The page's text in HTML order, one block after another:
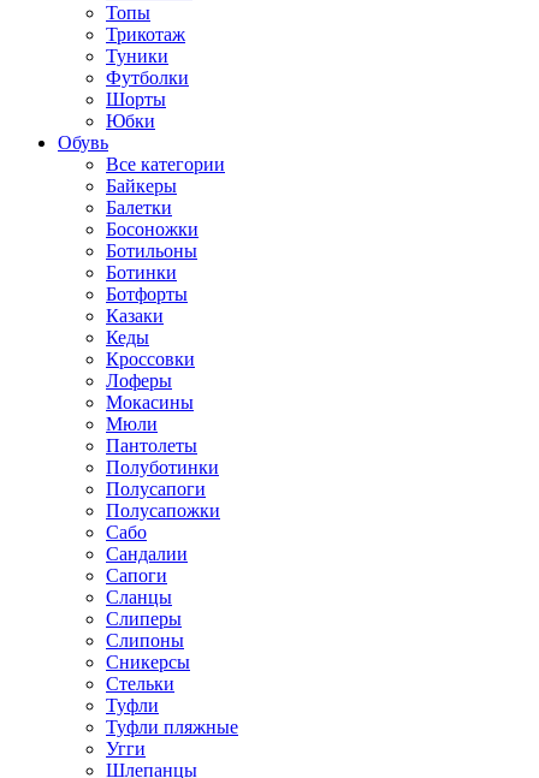
Топы
Трикотаж
Туники
Футболки
Шорты
Юбки
Обувь
Все категории
Байкеры
Балетки
Босоножки
Ботильоны
Ботинки
Ботфорты
Казаки
Кеды
Кроссовки
Лоферы
Мокасины
Мюли
Пантолеты
Полуботинки
Полусапоги
Полусапожки
Сабо
Сандалии
Сапоги
Сланцы
Слиперы
Слипоны
Сникерсы
Стельки
Туфли
Туфли пляжные
Угги
Шлепанцы